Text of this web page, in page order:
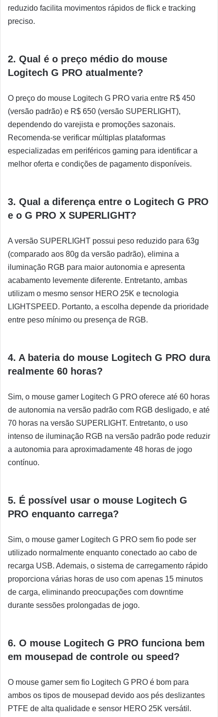
reduzido facilita movimentos rápidos de flick e tracking
preciso.
2. Qual é o preço médio do mouse
Logitech G PRO atualmente?
O preço do mouse Logitech G PRO varia entre R$ 450
(versão padrão) e R$ 650 (versão SUPERLIGHT),
dependendo do varejista e promoções sazonais.
Recomenda-se verificar múltiplas plataformas
especializadas em periféricos gaming para identificar a
melhor oferta e condições de pagamento disponíveis.
3. Qual a diferença entre o Logitech G PRO
e o G PRO X SUPERLIGHT?
A versão SUPERLIGHT possui peso reduzido para 63g
(comparado aos 80g da versão padrão), elimina a
iluminação RGB para maior autonomia e apresenta
acabamento levemente diferente. Entretanto, ambas
utilizam o mesmo sensor HERO 25K e tecnologia
LIGHTSPEED. Portanto, a escolha depende da prioridade
entre peso mínimo ou presença de RGB.
4. A bateria do mouse Logitech G PRO dura
realmente 60 horas?
Sim, o mouse gamer Logitech G PRO oferece até 60 horas
de autonomia na versão padrão com RGB desligado, e até
70 horas na versão SUPERLIGHT. Entretanto, o uso
intenso de iluminação RGB na versão padrão pode reduzir
a autonomia para aproximadamente 48 horas de jogo
contínuo.
5. É possível usar o mouse Logitech G
PRO enquanto carrega?
Sim, o mouse gamer Logitech G PRO sem fio pode ser
utilizado normalmente enquanto conectado ao cabo de
recarga USB. Ademais, o sistema de carregamento rápido
proporciona várias horas de uso com apenas 15 minutos
de carga, eliminando preocupações com downtime
durante sessões prolongadas de jogo.
6. O mouse Logitech G PRO funciona bem
em mousepad de controle ou speed?
O mouse gamer sem fio Logitech G PRO é bom para
ambos os tipos de mousepad devido aos pés deslizantes
PTFE de alta qualidade e sensor HERO 25K versátil.